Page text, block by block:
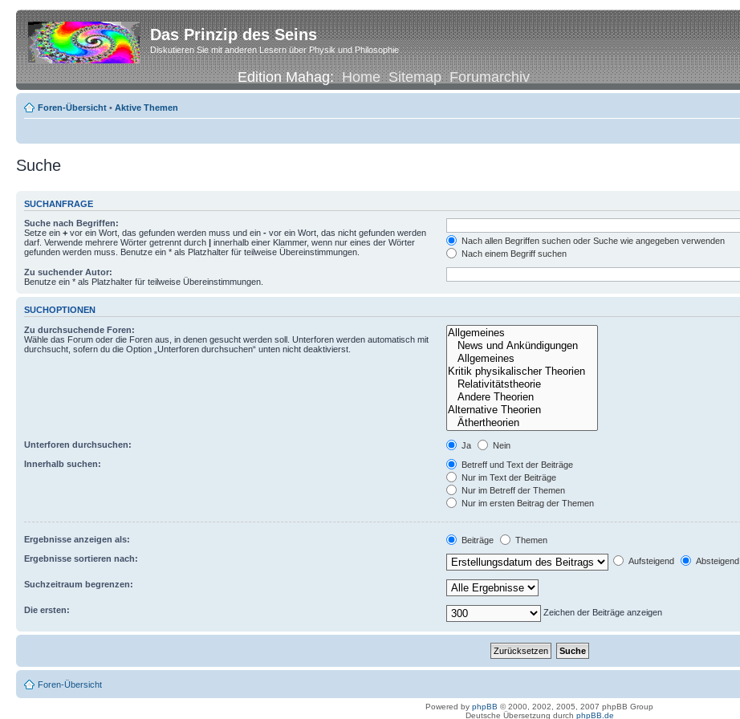
Das Prinzip des Seins
Diskutieren Sie mit anderen Lesern über Physik und Philosophie
Edition Mahag:Home Sitemap Forumarchiv
Foren-Übersicht • Aktive Themen
Suche
SUCHANFRAGE
Suche nach Begriffen:
Setze ein + vor ein Wort, das gefunden werden muss und ein - vor ein Wort, das nicht gefunden werden
darf. Verwende mehrere Wörter getrennt durch | innerhalb einer Klammer, wenn nur eines der Wörter
gefunden werden muss. Benutze ein * als Platzhalter für teilweise Übereinstimmungen.
Nach allen Begriffen suchen oder Suche wie angegeben verwenden
Nach einem Begriff suchen
Zu suchender Autor:
Benutze ein * als Platzhalter für teilweise Übereinstimmungen.
SUCHOPTIONEN
Zu durchsuchende Foren:
Wähle das Forum oder die Foren aus, in denen gesucht werden soll. Unterforen werden automatisch mit
durchsucht, sofern du die Option „Unterforen durchsuchen“ unten nicht deaktivierst.
Unterforen durchsuchen: Ja
Nein
Innerhalb suchen:
Betreff und Text der Beiträge
Nur im Text der Beiträge
Nur im Betreff der Themen
Nur im ersten Beitrag der Themen
Ergebnisse anzeigen als: Beiträge
Themen
Ergebnisse sortieren nach:
Aufsteigend Absteigend
Suchzeitraum begrenzen:
Die ersten: Zeichen der Beiträge anzeigen
Foren-Übersicht
Powered by phpBB © 2000, 2002, 2005, 2007 phpBB Group
Deutsche Übersetzung durch phpBB.de